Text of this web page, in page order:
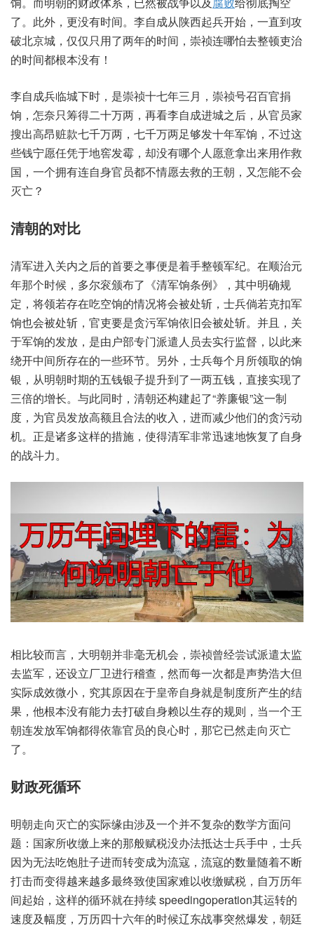
了。此外，更没有时间。李自成从陕西起兵开始，一直到攻
破北京城，仅仅只用了两年的时间，崇祯连哪怕去整顿吏治
的时间都根本没有！
李自成兵临城下时，是崇祯十七年三月，崇祯号召百官捐
饷，怎奈只筹得二十万两，再看李自成进城之后，从官员家
搜出高昂赃款七千万两，七千万两足够发十年军饷，不过这
些钱宁愿任凭于地窖发霉，却没有哪个人愿意拿出来用作救
国，一个拥有连自身官员都不情愿去救的王朝，又怎能不会
灭亡？
清朝的对比
清军进入关内之后的首要之事便是着手整顿军纪。在顺治元
年那个时候，多尔衮颁布了《清军饷条例》，其中明确规
定，将领若存在吃空饷的情况将会被处斩，士兵倘若克扣军
饷也会被处斩，官吏要是贪污军饷依旧会被处斩。并且，关
于军饷的发放，是由户部专门派遣人员去实行监督，以此来
绕开中间所存在的一些环节。另外，士兵每个月所领取的饷
银，从明朝时期的五钱银子提升到了一两五钱，直接实现了
三倍的增长。与此同时，清朝还构建起了“养廉银”这一制
度，为官员发放高额且合法的收入，进而减少他们的贪污动
机。正是诸多这样的措施，使得清军非常迅速地恢复了自身
的战斗力。
相比较而言，大明朝并非毫无机会，崇祯曾经尝试派遣太监
去监军，还设立厂卫进行稽查，然而每一次都是声势浩大但
实际成效微小，究其原因在于皇帝自身就是制度所产生的结
果，他根本没有能力去打破自身赖以生存的规则，当一个王
朝连发放军饷都得依靠官员的良心时，那它已然走向灭亡
了。
财政死循环
明朝走向灭亡的实际缘由涉及一个并不复杂的数学方面问
题：国家所收缴上来的那般赋税没办法抵达士兵手中，士兵
因为无法吃饱肚子进而转变成为流寇，流寇的数量随着不断
打击而变得越来越多最终致使国家难以收缴赋税，自万历年
间起始，这样的循环就在持续 speedingoperation其运转的
速度及幅度，万历四十六年的时候辽东战事突然爆发，朝廷